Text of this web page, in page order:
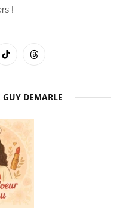
!
TikTok Threads
GUY DEMARLE